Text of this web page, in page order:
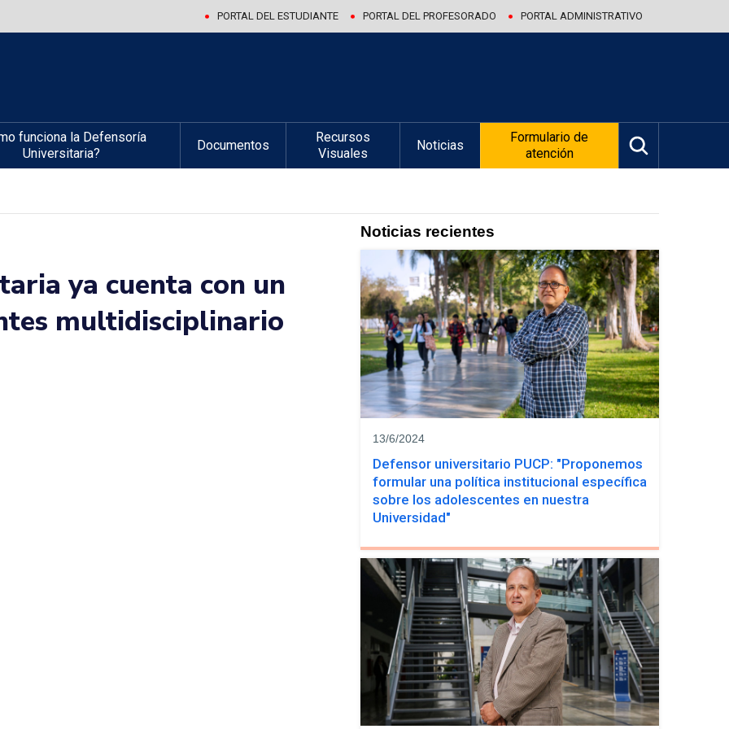
PORTAL DEL ESTUDIANTE PORTAL DEL PROFESORADO PORTAL ADMINISTRATIVO
funciona la Defensoría
Universitaria?
Documentos
Recursos
Visuales
Noticias
Formulario de
atención
ya cuenta con un
multidisciplinario
Noticias recientes
13/6/2024
Defensor universitario PUCP: "Proponemos
formular una política institucional específica
sobre los adolescentes en nuestra
Universidad"